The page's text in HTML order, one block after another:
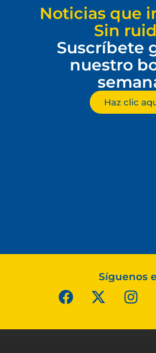
Noticias que
Sin
Suscríbete
nuestro
Haz clic
Síguenos